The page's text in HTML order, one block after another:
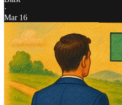
·
Mar 16